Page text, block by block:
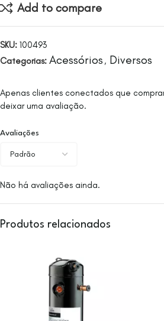
Add to compare
SKU: 100493
Categorias: Acessórios , Diversos
Avaliações
Não há avaliações ainda.
Apenas clientes conectados que
deixar uma avaliação.
Produtos relacionados